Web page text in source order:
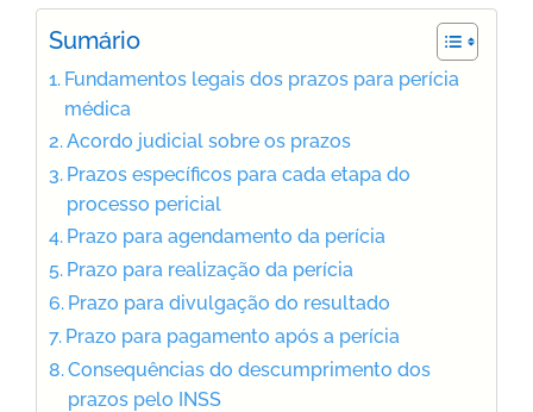
Sumário
Fundamentos legais dos prazos para perícia
médica
Acordo judicial sobre os prazos
Prazos específicos para cada etapa do
processo pericial
Prazo para agendamento da perícia
Prazo para realização da perícia
Prazo para divulgação do resultado
Prazo para pagamento após a perícia
Consequências do descumprimento dos
prazos pelo INSS